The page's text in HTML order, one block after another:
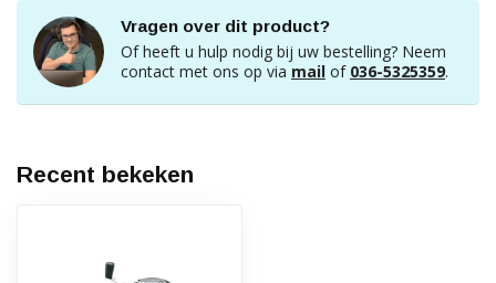
Vragen over dit product?
Of heeft u hulp nodig bij uw bestelling? Neem
contact met ons op via mail of 036-5325359.
Recent bekeken